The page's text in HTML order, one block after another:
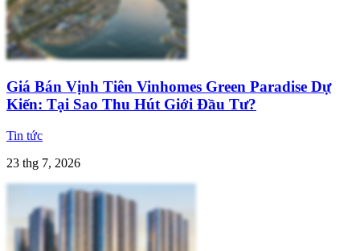
Giá Bán Vịnh Tiên Vinhomes Green Paradise Dự
Kiến: Tại Sao Thu Hút Giới Đầu Tư?
Tin tức
23 thg 7, 2026